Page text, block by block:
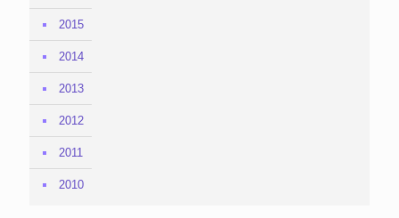
2015
2014
2013
2012
2011
2010